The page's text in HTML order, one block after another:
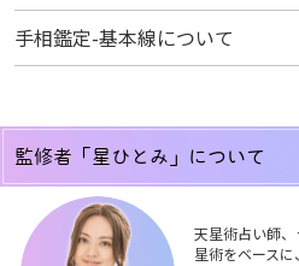
手相鑑定-基本線について
監修者「星ひとみ」について
天星術占い師
星術をベース